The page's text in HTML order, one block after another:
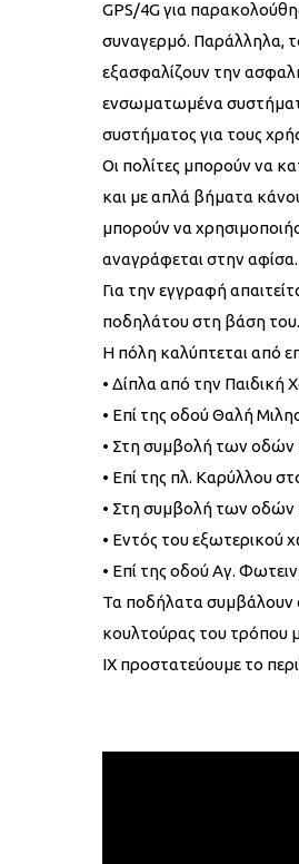
GPS/4G για
συναγερμό. Παράλληλα,
εξασφαλίζουν την
ενσωματωμένα
συστήματος για τους
Οι πολίτες μπορούν να
και με απλά βήματα
μπορούν να
αναγράφεται στην αφίσα.
Για την εγγραφή
ποδηλάτου στη βάση του.
Η πόλη καλύπτεται από
• Δίπλα από την Παιδική
• Επί της οδού Θαλή
• Στη συμβολή των οδών
• Επί της πλ. Καρύλλου
• Στη συμβολή των οδών
• Εντός του εξωτερικού
• Επί της οδού Αγ.
Τα ποδήλατα συμβάλουν
κουλτούρας του τρόπου
ΙΧ προστατεύουμε το